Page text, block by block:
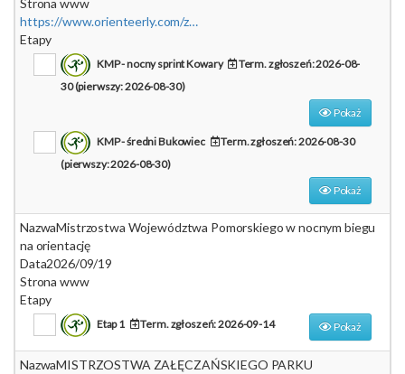
Strona www
https://www.orienteerly.com/zawody/klubowe-mistrzostwa-polski-ii-runda
Etapy
KMP - nocny sprint Kowary
Term. zgłoszeń: 2026-08-
30 (pierwszy: 2026-08-30)
Pokaż
KMP - średni Bukowiec
Term. zgłoszeń: 2026-08-30
(pierwszy: 2026-08-30)
Pokaż
NazwaMistrzostwa Województwa Pomorskiego w nocnym biegu
na orientację
Data2026/09/19
Strona www
Etapy
Etap 1 Term. zgłoszeń: 2026-09-14 Pokaż
NazwaMISTRZOSTWA ZAŁĘCZAŃSKIEGO PARKU